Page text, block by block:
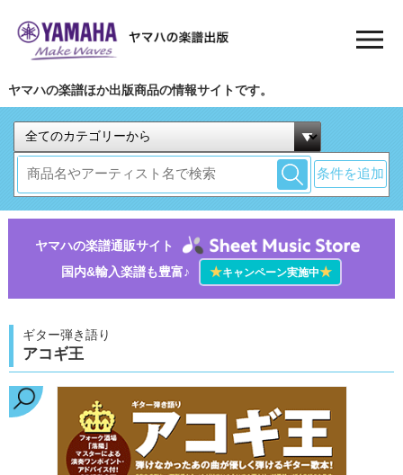
ヤマハの楽譜ほか出版商品の情報サイトです。
条件を追加
ヤマハの楽譜通販サイト
国内&輸入楽譜も豊富♪
★キャンペーン実施中★
ギター弾き語り
アコギ王